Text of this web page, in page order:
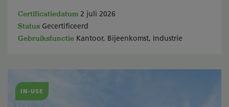
Certificatiedatum 2 juli 2026
Status Gecertificeerd
Gebruiksfunctie Kantoor, Bijeenkomst, Industrie
IN-USE